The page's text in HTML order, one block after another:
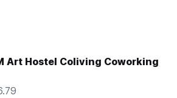
Art Hostel Coliving Coworking